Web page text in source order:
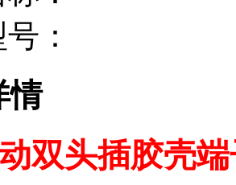
：
情
双头插胶壳